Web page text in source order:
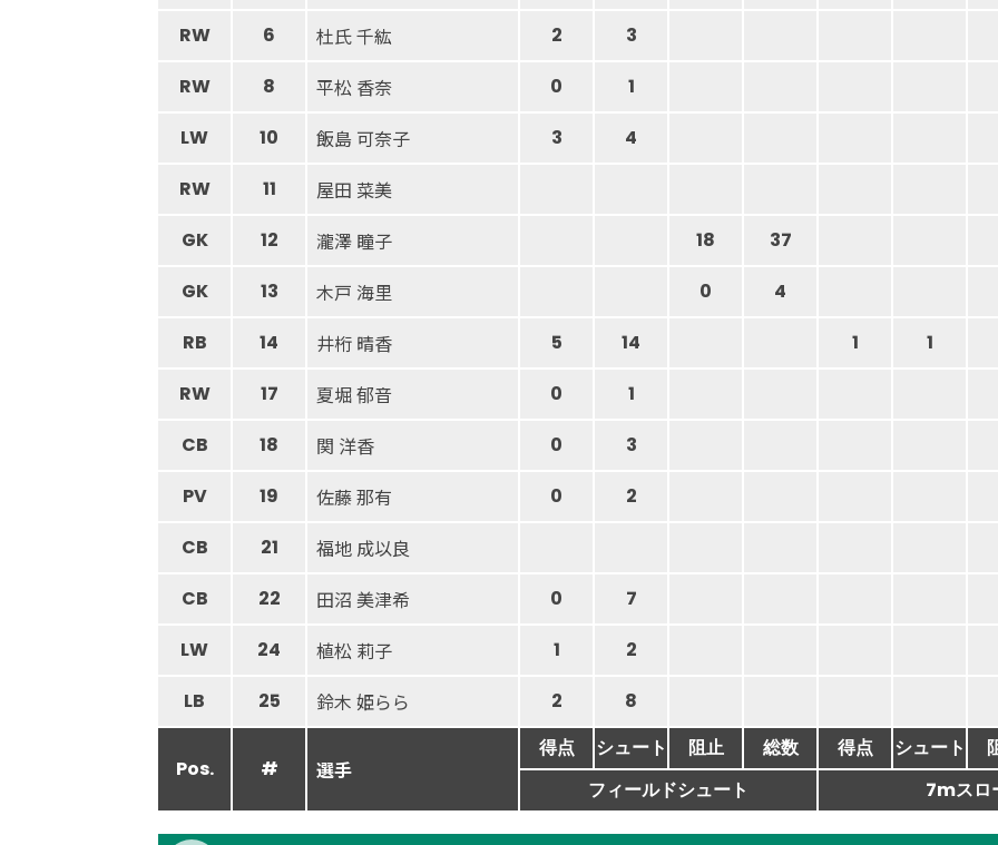
RW
6 杜氏 千紘 2
3
RW
8 平松 香奈 0
1
LW
10 飯島 可奈子 3
4
RW
11 屋田 菜美
GK 12 瀧澤 瞳子 18
37
GK
13 木戸 海里 0
4
RB
14 井桁 晴香 5 14 1
1
RW
17 夏堀 郁音 0
1
CB
18 関 洋香 0
3
PV
19 佐藤 那有 0
2
CB
21 福地 成以良
CB 22 田沼 美津希 0
7
LW
24 植松 莉子 1
2
LB
25 鈴木 姫らら 2 8
Pos. # 選手
得点 シュート 阻止 総数 得点 シュート
フィールドシュート
7mスロ